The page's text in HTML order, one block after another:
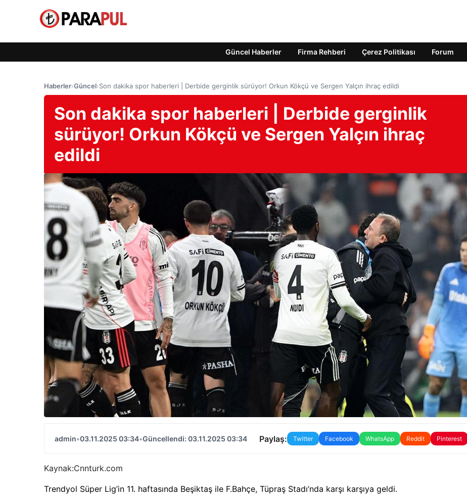
Güncel Haberler Firma Rehberi Çerez Politikası Forum
Haberler›Güncel›Son dakika spor haberleri | Derbide gerginlik sürüyor! Orkun Kökçü ve Sergen Yalçın ihraç edildi
Son dakika spor haberleri | Derbide gerginlik
sürüyor! Orkun Kökçü ve Sergen Yalçın ihraç
edildi
admin•03.11.2025 03:34•Güncellendi: 03.11.2025 03:34 Paylaş: Twitter Facebook WhatsApp Reddit Pinterest
Kaynak:Cnnturk.com
Trendyol Süper Lig’in 11. haftasında Beşiktaş ile F.Bahçe, Tüpraş Stadı’nda karşı karşıya geldi.